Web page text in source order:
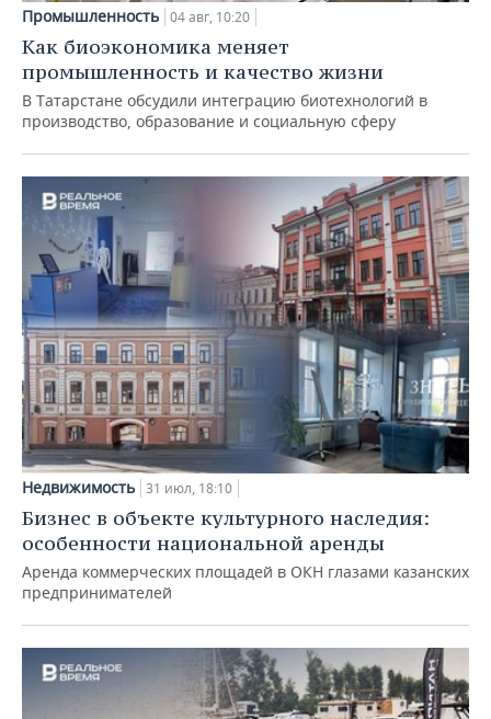
Промышленность 04 авг, 10:20
Как биоэкономика меняет
промышленность и качество жизни
В Татарстане обсудили интеграцию биотехнологий в
производство, образование и социальную сферу
Недвижимость 31 июл, 18:10
Бизнес в объекте культурного наследия:
особенности национальной аренды
Аренда коммерческих площадей в ОКН глазами казанских
предпринимателей